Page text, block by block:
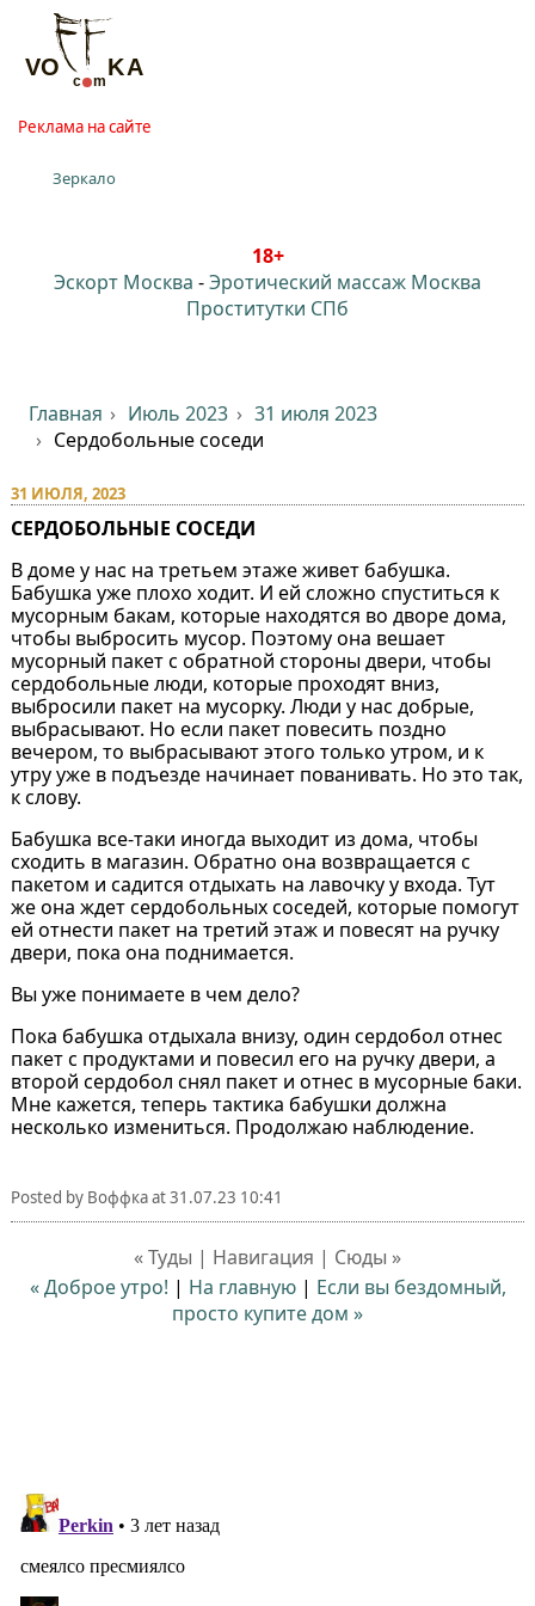
Реклама на сайте
Зеркало
18+
Эскорт Москва -Эротический массаж Москва
Проститутки СПб
Главная Июль 2023
31 июля 2023
Сердобольные соседи
31 ИЮЛЯ, 2023
СЕРДОБОЛЬНЫЕ СОСЕДИ
В доме у нас на третьем этаже живет бабушка.
Бабушка уже плохо ходит. И ей сложно спуститься к
мусорным бакам, которые находятся во дворе дома,
чтобы выбросить мусор. Поэтому она вешает
мусорный пакет с обратной стороны двери, чтобы
сердобольные люди, которые проходят вниз,
выбросили пакет на мусорку. Люди у нас добрые,
выбрасывают. Но если пакет повесить поздно
вечером, то выбрасывают этого только утром, и к
утру уже в подъезде начинает пованивать. Но это так,
к слову.
Бабушка все-таки иногда выходит из дома, чтобы
сходить в магазин. Обратно она возвращается с
пакетом и садится отдыхать на лавочку у входа. Тут
же она ждет сердобольных соседей, которые помогут
ей отнести пакет на третий этаж и повесят на ручку
двери, пока она поднимается.
Вы уже понимаете в чем дело?
Пока бабушка отдыхала внизу, один сердобол отнес
пакет с продуктами и повесил его на ручку двери, a
второй сердобол снял пакет и отнес в мусорные баки.
Мне кажется, теперь тактика бабушки должна
несколько измениться. Продолжаю наблюдение.
Posted by Воффкаat31.07.23 10:41
« Туды | Навигация | Сюды »
« Доброе утро! | На главную| Если вы бездомный,
просто купите дом »